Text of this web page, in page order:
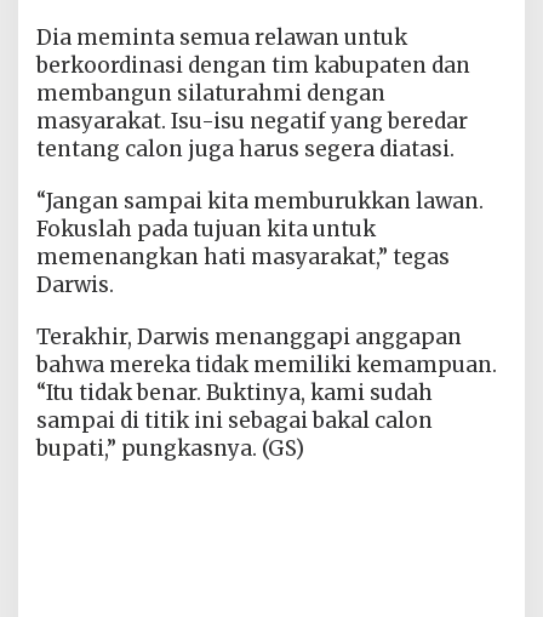
Dia meminta semua relawan untuk
berkoordinasi dengan tim kabupaten dan
membangun silaturahmi dengan
masyarakat. Isu-isu negatif yang beredar
tentang calon juga harus segera diatasi.
“Jangan sampai kita memburukkan lawan.
Fokuslah pada tujuan kita untuk
memenangkan hati masyarakat,” tegas
Darwis.
Terakhir, Darwis menanggapi anggapan
bahwa mereka tidak memiliki kemampuan.
“Itu tidak benar. Buktinya, kami sudah
sampai di titik ini sebagai bakal calon
bupati,” pungkasnya. (GS)